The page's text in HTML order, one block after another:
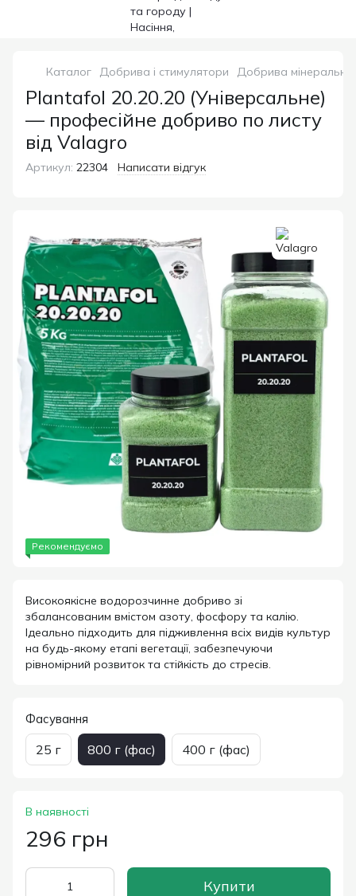
Каталог Добрива і стимулятори Добрива мінеральні
Plantafol 20.20.20 (Універсальне)
— професійне добриво по листу
від Valagro
Артикул: 22304 Написати відгук
Рекомендуємо
Високоякісне водорозчинне добриво зі
збалансованим вмістом азоту, фосфору та калію.
Ідеально підходить для підживлення всіх видів культур
на будь-якому етапі вегетації, забезпечуючи
рівномірний розвиток та стійкість до стресів.
Фасування
25 г 800 г (фас) 400 г (фас)
В наявності
296 грн
Купити